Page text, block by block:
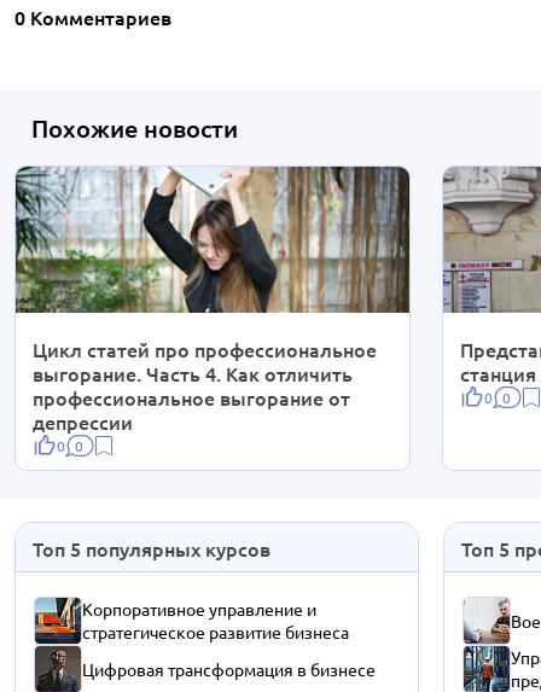
0 Комментариев
Похожие новости
Цикл статей про профессиональное
выгорание. Часть 4. Как отличить
профессиональное выгорание от
депрессии
0 0
0 0
Топ 5 популярных курсов
Корпоративное управление и
стратегическое развитие бизнеса
Цифровая трансформация в бизнесе
Топ 5